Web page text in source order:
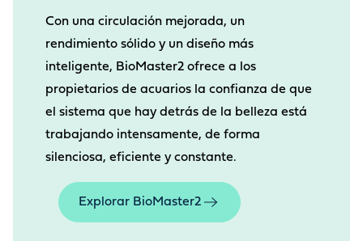
Con una circulación mejorada, un
rendimiento sólido y un diseño más
inteligente, BioMaster2 ofrece a los
propietarios de acuarios la confianza de que
el sistema que hay detrás de la belleza está
trabajando intensamente, de forma
silenciosa, eficiente y constante.
Explorar BioMaster2